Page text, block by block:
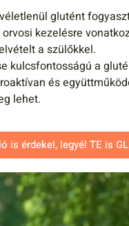
glutént
kezelésre
a szülőkkel.
kulcsfontosságú a
és
lehet.
érdekel, legyél TE is